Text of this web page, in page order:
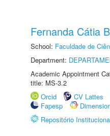
Fernanda Cátia
School: Faculdade de
Department:
Academic Appointment
title: MS-3.2
Orcid
CV Lattes
Fapesp
Repositório